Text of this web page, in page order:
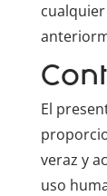
El
veraz y
uso